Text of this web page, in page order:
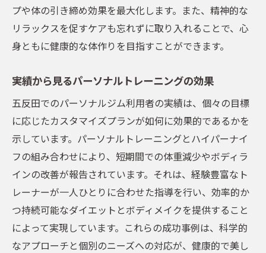
プや体の引き締め効果を最大化します。また、精神的な
リラックスを促すケアも忘れずに取り入れることで、心
身ともに健康的な体作りを目指すことができます。
実績から見るパーソナルトレーニングの効果
五反田でのパーソナルジム利用者の実績は、個々の目標
に応じたカスタマイズプランが如何に効果的であるかを
示しています。パーソナルトレーニングとハイパーナイ
フの組み合わせにより、短期間での体重減少やボディラ
インの改善が報告されています。それは、経験豊富なト
レーナーが一人ひとりに合わせた指導を行い、効率的か
つ持続可能なダイエットとボディメイクを提供すること
によって実現しています。これらの成功事例は、科学的
なアプローチと個別のニーズへの対応が、健康的で美し